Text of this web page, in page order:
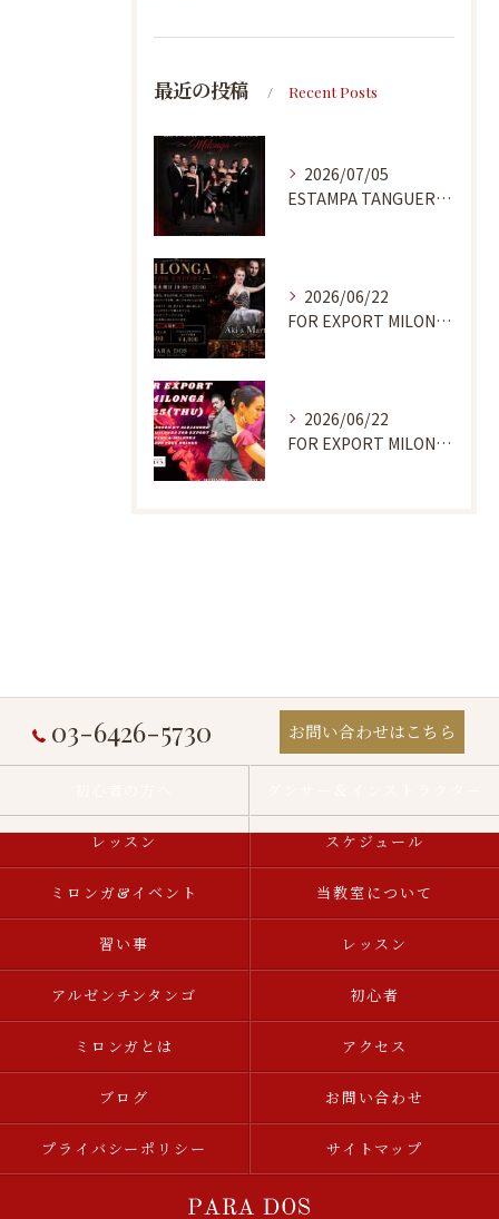
最近の投稿 Recent Posts
2026/07/05
ESTAMPA TANGUERA MILONGA
2026/06/22
FOR EXPORT MILONGA 7/9
2026/06/22
FOR EXPORT MILONGA 6/25
03-6426-5730 お問い合わせはこちら
レッスン スケジュール
ミロンガ&イベント 当教室について
習い事 レッスン
アルゼンチンタンゴ 初心者
ミロンガとは アクセス
ブログ お問い合わせ
プライバシーポリシー サイトマップ